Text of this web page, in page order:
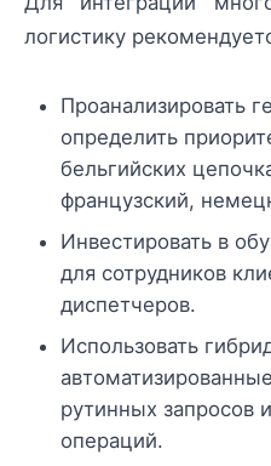
логистику
Проанализировать
определить
бельгийских
французский,
Инвестировать в
для сотрудников
диспетчеров.
Использовать
рутинных запросов
операций.